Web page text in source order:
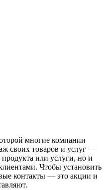
многие компании
своих товаров и услуг —
или услуги, но и
Чтобы установить
контакты — это акции и